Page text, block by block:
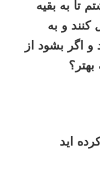
تا به بقیه
کنند و به
اگر بشود از
اید